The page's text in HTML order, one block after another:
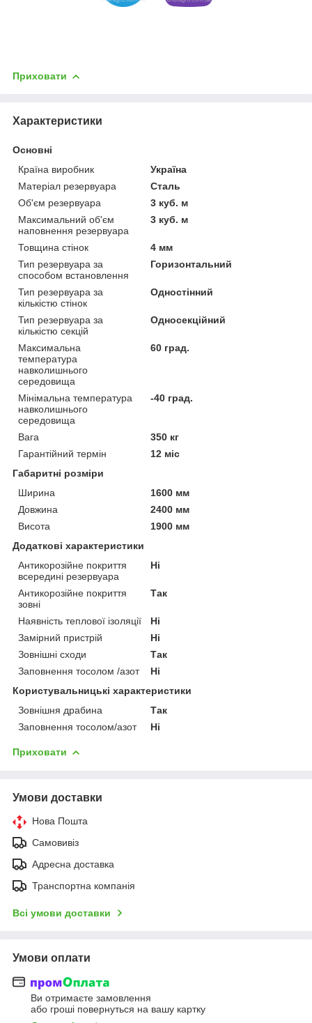
Приховати
Характеристики
Основні
Країна виробник
Україна
Матеріал резервуара
Сталь
Об'єм резервуара
3 куб. м
Максимальний об'єм
наповнення резервуара
3 куб. м
Товщина стінок
4 мм
Тип резервуара за
способом встановлення
Горизонтальний
Тип резервуара за
кількістю стінок
Одностінний
Тип резервуара за
кількістю секцій
Односекційний
Максимальна
температура
навколишнього
середовища
60 град.
Мінімальна температура
навколишнього
середовища
-40 град.
Вага
350 кг
Гарантійний термін
12 міс
Габаритні розміри
Ширина
1600 мм
Довжина
2400 мм
Висота
1900 мм
Додаткові характеристики
Антикорозійне покриття
всередині резервуара
Ні
Антикорозійне покриття
зовні
Так
Наявність теплової ізоляції
Ні
Замірний пристрій
Ні
Зовнішні сходи
Так
Заповнення тосолом /азот
Ні
Користувальницькі характеристики
Зовнішня драбина
Так
Заповнення тосолом/азот
Ні
Приховати
Умови доставки
Нова Пошта
Самовивіз
Адресна доставка
Транспортна компанія
Всі умови доставки
Умови оплати
Ви отримаєте замовлення
або гроші повернуться на вашу картку